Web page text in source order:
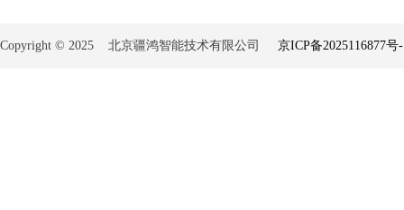
Copyright © 2025 北京疆鸿智能技术有限公司 京ICP备2025116877号